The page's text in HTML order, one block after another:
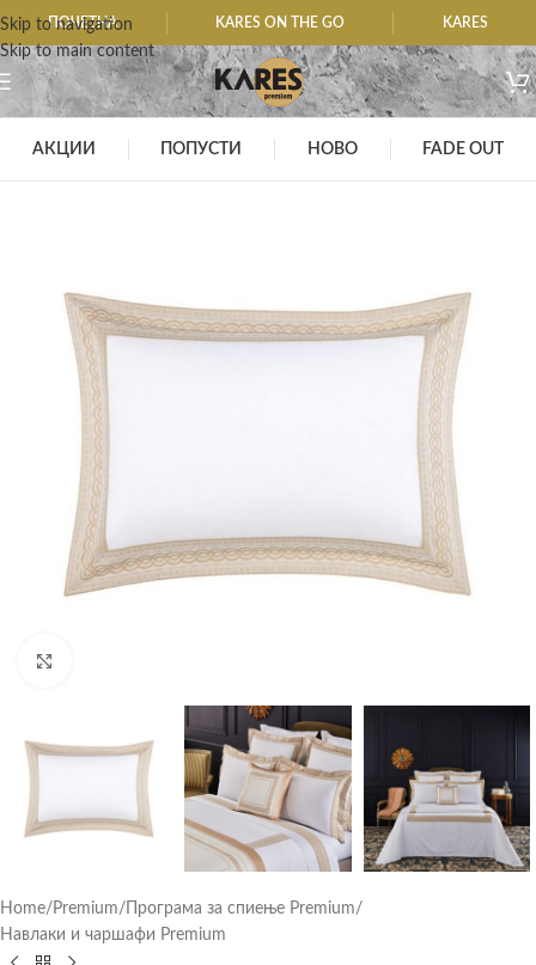
Skip to navigation
Skip to main content
ПОЧЕТНА KARES ON THE GO KARES
АКЦИИ ПОПУСТИ НОВО FADE OUT
Home/ Premium/ Програма за спиење Premium/
Навлаки и чаршафи Premium